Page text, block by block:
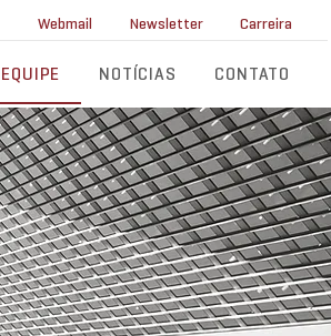
Webmail Newsletter Carreira
EQUIPE NOTÍCIAS CONTATO